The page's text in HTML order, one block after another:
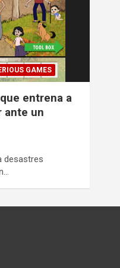
GAMES
entrena a
ante un
desastres